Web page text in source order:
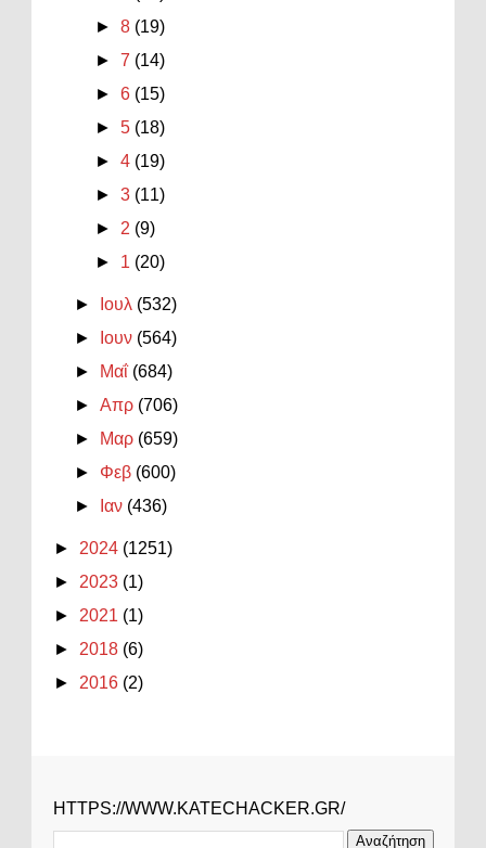
►8 (19)
► 7 (14)
►6 (15)
►5 (18)
►4 (19)
►3 (11)
►2 (9)
► 1 (20)
► Ιουλ (532)
►
Ιουν (564)
►
Μαΐ (684)
►Απρ (706)
►
Μαρ (659)
► Φεβ (600)
►
Ιαν (436)
► 2024 (1251)
► 2023 (1)
► 2021 (1)
► 2018 (6)
► 2016 (2)
HTTPS://WWW.KATECHACKER.GR/